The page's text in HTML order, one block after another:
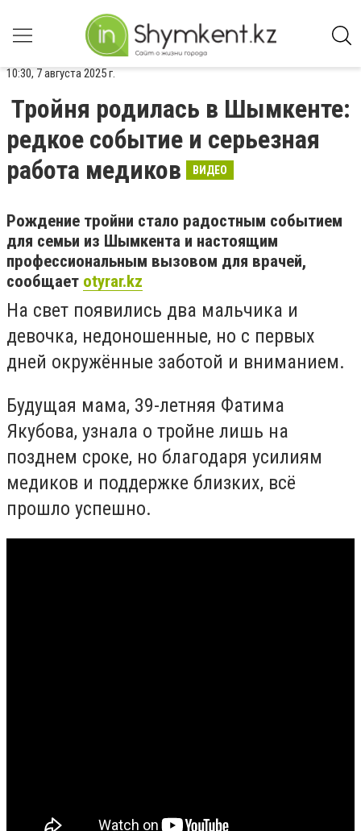
10:30, 7 августа 2025 г.
Тройня родилась в Шымкенте:
редкое событие и серьезная
работа медиков
ВИДЕО
Рождение тройни стало радостным событием
для семьи из Шымкента и настоящим
профессиональным вызовом для врачей,
сообщает otyrar.kz
На свет появились два мальчика и
девочка, недоношенные, но с первых
дней окружённые заботой и вниманием.
Будущая мама, 39-летняя Фатима
Якубова, узнала о тройне лишь на
позднем сроке, но благодаря усилиям
медиков и поддержке близких, всё
прошло успешно.